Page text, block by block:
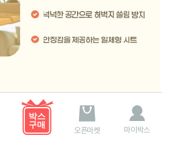
오픈마켓 마이박스